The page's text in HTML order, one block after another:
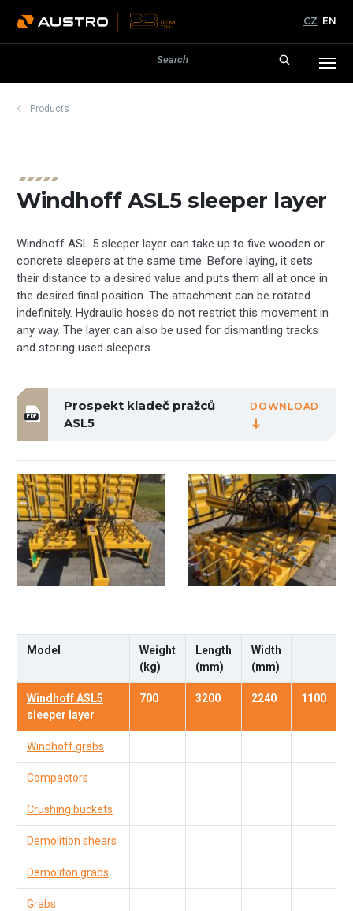
CZ EN
Products
Windhoff ASL5 sleeper layer
Windhoff ASL 5 sleeper layer can take up to five wooden or
concrete sleepers at the same time. Before laying, it sets
their distance to a desired value and puts them all at once in
the desired final position. The attachment can be rotated
indefinitely. Hydraulic hoses do not restrict this movement in
any way. The layer can also be used for dismantling tracks
and storing used sleepers.
PDF
Prospekt kladeč pražců
ASL5
DOWNLOAD
Model
Weight
(kg)
Length
(mm)
Width
(mm)
Windhoff ASL5
sleeper layer
700 3200 2240 1100
Windhoff grabs
Compactors
Crushing buckets
Demolition shears
Demoliton grabs
Grabs